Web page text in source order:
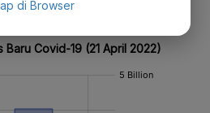
di Browser